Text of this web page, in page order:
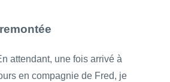
attendant, une fois arrivé à
en compagnie de Fred, je